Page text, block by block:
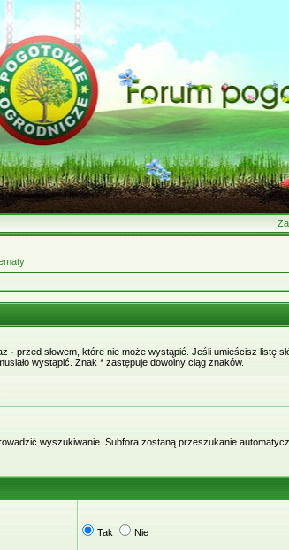
- przed słowem, które nie może wystąpić. Jeśli umieścisz listę
wystąpić. Znak * zastępuje dowolny ciąg znaków.
wyszukiwanie. Subfora zostaną przeszukanie
Tak Nie